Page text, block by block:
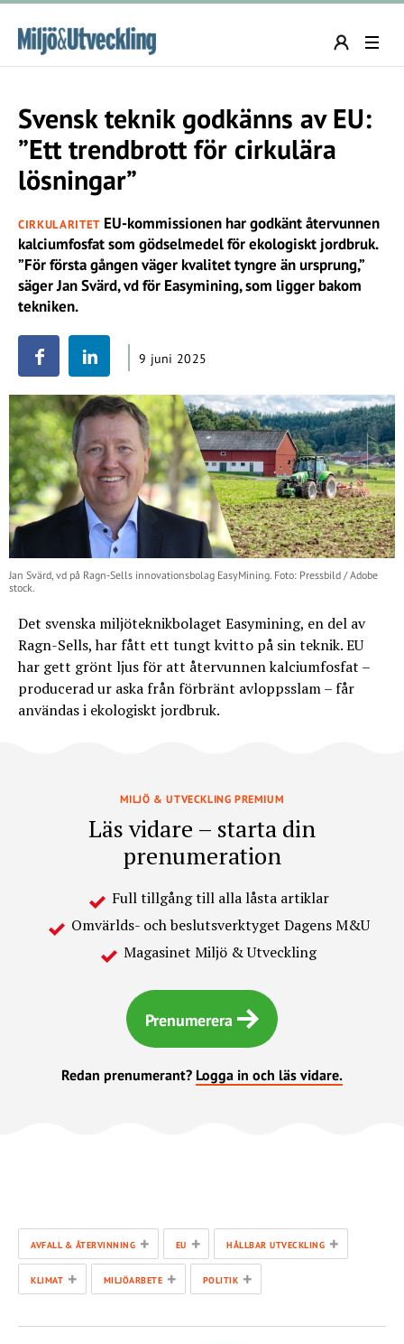
Svensk teknik godkänns av EU:
”Ett trendbrott för cirkulära
lösningar”
CIRKULARITETEU-kommissionen har godkänt återvunnen
kalciumfosfat som gödselmedel för ekologiskt jordbruk.
”För första gången väger kvalitet tyngre än ursprung,”
säger Jan Svärd, vd för Easymining, som ligger bakom
tekniken.
9 juni 2025
Jan Svärd, vd på Ragn-Sells innovationsbolag EasyMining. Foto: Pressbild / Adobe
stock.
Det svenska miljöteknikbolaget Easymining, en del av
Ragn-Sells, har fått ett tungt kvitto på sin teknik. EU
har gett grönt ljus för att återvunnen kalciumfosfat –
producerad ur aska från förbränt avloppsslam – får
användas i ekologiskt jordbruk.
MILJÖ & UTVECKLING PREMIUM
Läs vidare – starta din
prenumeration
Full tillgång till alla låsta artiklar
Omvärlds- och beslutsverktyget Dagens M&U
Magasinet Miljö & Utveckling
Prenumerera
Redan prenumerant? Logga in och läs vidare.
AVFALL & ÅTERVINNING + EU + HÅLLBAR UTVECKLING +
KLIMAT + MILJÖARBETE + POLITIK +